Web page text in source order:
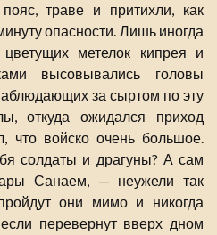
траве и притихли, как
опасности. Лишь иногда
метелок кипрея и
высовывались головы
за сыртом по эту
откуда ожидался приход
что войско очень большое.
солдаты и драгуны? А сам
Санаем, — неужели так
они мимо и никогда
перевернут вверх дном